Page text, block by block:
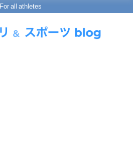
For all athletes